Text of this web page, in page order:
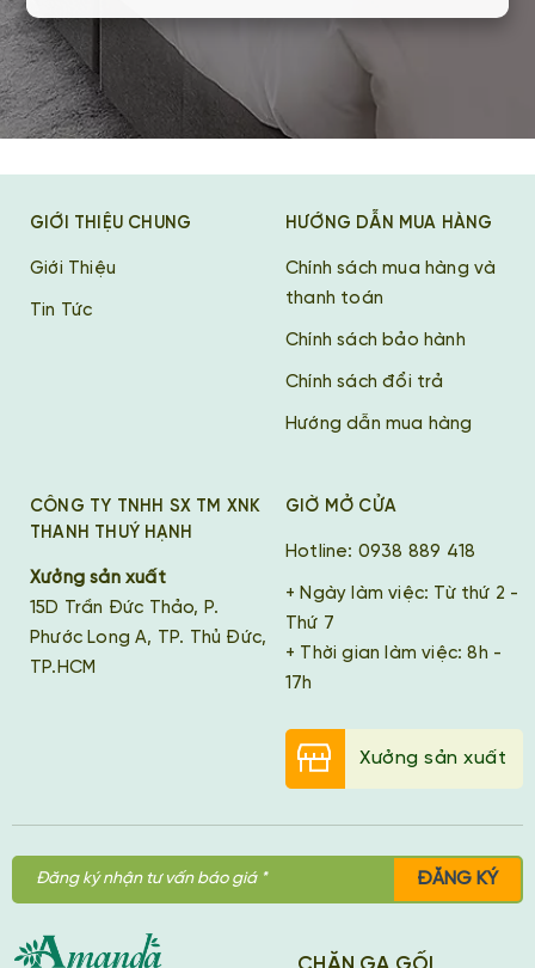
GIỚI THIỆU CHUNG
Giới Thiệu
Tin Tức
HƯỚNG DẪN MUA HÀNG
Chính sách mua hàng và
thanh toán
Chính sách bảo hành
Chính sách đổi trả
Hướng dẫn mua hàng
CÔNG TY TNHH SX TM XNK
THANH THUÝ HẠNH
Xưởng sản xuất
15D Trần Đức Thảo, P.
Phước Long A, TP. Thủ Đức,
TP.HCM
GIỜ MỞ CỬA
Hotline: 0938 889 418
+ Ngày làm việc: Từ thứ 2 -
Thứ 7
+ Thời gian làm việc: 8h -
17h
Xưởng sản xuất
ĐĂNG KÝ